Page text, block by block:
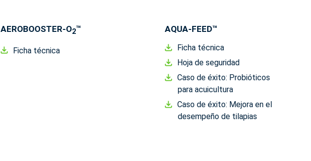
AEROBOOSTER-O2™
Ficha técnica
AQUA-FEED™
Ficha técnica
Hoja de seguridad
Caso de éxito: Probióticos
para acuicultura
Caso de éxito: Mejora en el
desempeño de tilapias